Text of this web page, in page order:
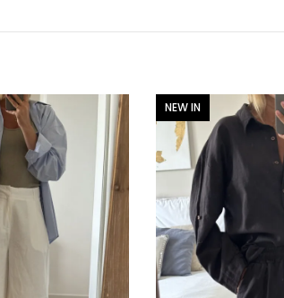
NEW IN